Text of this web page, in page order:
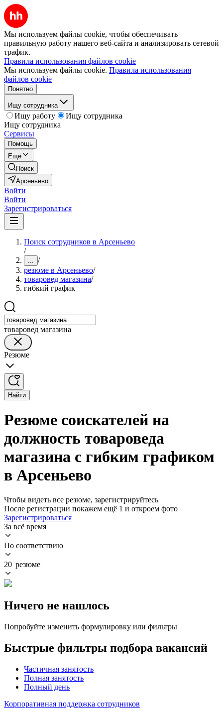
Мы используем файлы cookie, чтобы обеспечивать
правильную работу нашего веб-сайта и анализировать сетевой
трафик.
Правила использования файлов cookie
Мы используем файлы cookie. Правила использования
файлов cookie
Понятно
Ищу сотрудника
Ищу работу
Ищу сотрудника
Ищу сотрудника
Сервисы
Помощь
Ещё
Поиск
Арсеньево
Войти
Войти
Зарегистрироваться
Поиск сотрудников в Арсеньево
/
... /
резюме в Арсеньево/
товаровед магазина/
гибкий график
товаровед магазина
Резюме
Найти
Резюме соискателей на
должность товароведа
магазина с гибким графиком
в Арсеньево
Чтобы видеть все резюме, зарегистрируйтесь
После регистрации покажем ещё 1 и откроем фото
Зарегистрироваться
За всё время
По соответствию
20 резюме
Ничего не нашлось
Попробуйте изменить формулировку или фильтры
Быстрые фильтры подбора вакансий
Частичная занятость
Полная занятость
Полный день
Корпоративная поддержка сотрудников